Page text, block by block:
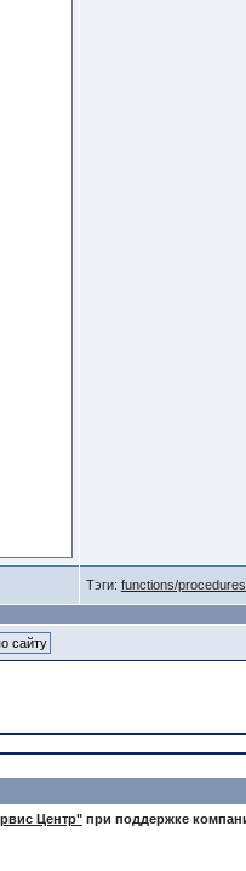
Тэги: functions/
Центр"при поддержке